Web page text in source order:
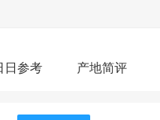
日参考 产地简评